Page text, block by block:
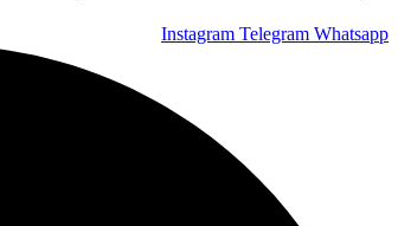
Instagram Telegram Whatsapp